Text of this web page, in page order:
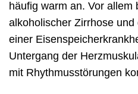
häufig warm an. Vor allem
alkoholischer Zirrhose
einer
Untergang der
mit Rhythmusstörungen